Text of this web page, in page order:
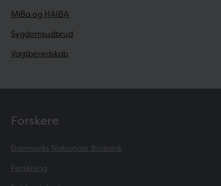
MiBa og HAIBA
Sygdomsudbrud
Vagtberedskab
Forskere
Danmarks Nationale Biobank
Forskning